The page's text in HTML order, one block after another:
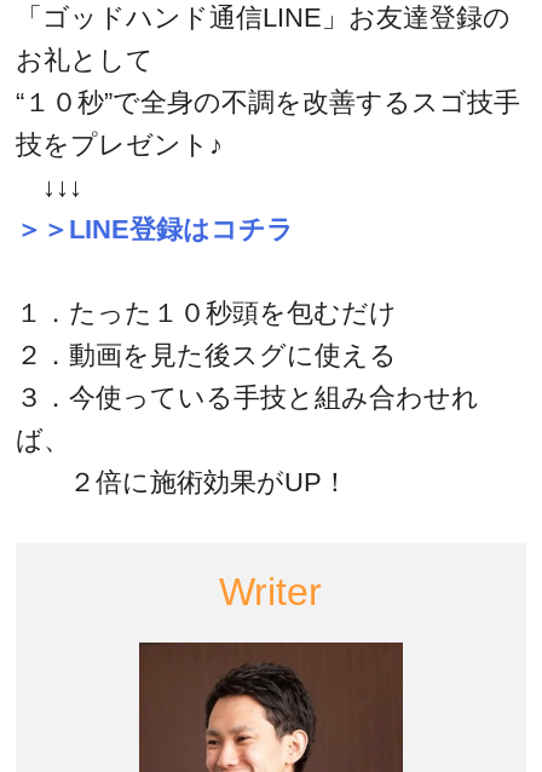
「ゴッドハンド通信LINE」お友達登録の
お礼として
“１０秒”で全身の不調を改善するスゴ技手
技をプレゼント♪
↓↓↓
＞＞LINE登録はコチラ
１．たった１０秒頭を包むだけ
２．動画を見た後スグに使える
３．今使っている手技と組み合わせれ
ば、
２倍に施術効果がUP！
Writer